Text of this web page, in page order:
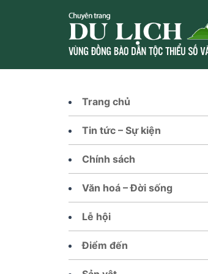
Trang chủ
Tin tức – Sự kiện
Chính sách
Văn hoá – Đời sống
Lễ hội
Điểm đến